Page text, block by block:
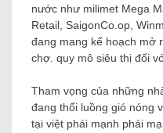
nước như milimet Mega
Retail, SaigonCo.op,
đang mang kế hoạch mở
chợ. quy mô siêu thị đối
Tham vọng của những
đang thổi luồng gió nóng
tại việt phái mạnh phái